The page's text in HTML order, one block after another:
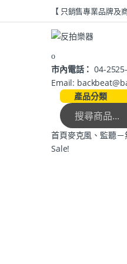
【 只銷售專業品牌及
市內電話： 04-
Email:
產品分類
首頁麥克風、監聽
Sale!